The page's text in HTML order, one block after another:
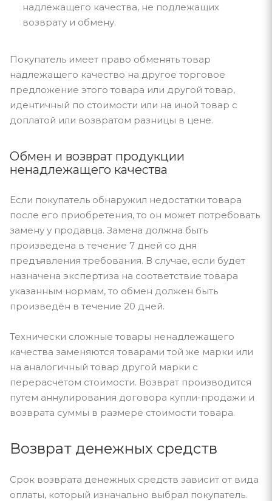
надлежащего качества, не подлежащих
возврату и обмену.
Покупатель имеет право обменять товар
надлежащего качество на другое торговое
предложение этого товара или другой товар,
идентичный по стоимости или на иной товар с
доплатой или возвратом разницы в цене.
Обмен и возврат продукции
ненадлежащего качества
Если покупатель обнаружил недостатки товара
после его приобретения, то он может потребовать
замену у продавца. Замена должна быть
произведена в течение 7 дней со дня
предъявления требования. В случае, если будет
назначена экспертиза на соответствие товара
указанным нормам, то обмен должен быть
произведён в течение 20 дней.
Технически сложные товары ненадлежащего
качества заменяются товарами той же марки или
на аналогичный товар другой марки с
перерасчётом стоимости. Возврат производится
путем аннулирования договора купли-продажи и
возврата суммы в размере стоимости товара.
Возврат денежных средств
Срок возврата денежных средств зависит от вида
оплаты, который изначально выбрал покупатель.